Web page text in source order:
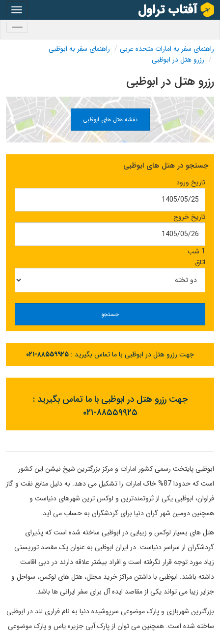
راهنمای سفر به امارات متحده عربی
راهنمای سفر به ابوظبی
رزرو هتل در ابوظبی
رزرو هتل در ابوظبی
نقشه هتل های ابوظبی
جستجو در هتل های ابوظبی
تاریخ ورود
تاریخ خروج
1 شب
اتاق
جستجو
جهت رزرو هتل در ابوظبی با ما تماس بگیرید : ۰۲۱-۸۸۵۵۹۹۲۵
جهت رزرو هتل در ابوظبی با ما تماس بگیرید :
۰۲۱-۸۸۵۵۹۹۲۵
ابوظبی پایتخت رسمی کشور امارات و مرکز بزرگترین شیخ نیشن این کشور
است که حدودا 87% خاک امارات را تشکیل می دهد. به دلیل منابع نفت و گاز
فراوان، ابوظبی یکی از ثروتمندترین و لوکس ترین شهرهای دنیاست و
همچنین دومین شهر گران دنیا برای گردشگران به حساب می آید.
هتل های بسیار لوکس و زیبایی در ابوظبی ساخته شده است که پذیرای
گردشگران از سراسر دنیاست. در ایران ابوظبی به عنوان یک مقصد توریستی
زیاد مورد توجه قرار نگرفته است و افراد بیشتر علاقه دارند در دبی اقامت
داشته باشند. ابوظبی با داشتن مراکز خرید مجلل، هتل های لوکس، سواحل و
جزایر زیبا می تواند یکی از مقاصد ایده آل برای سفر ایرانی ها باشد.
بزرگترین شهربازی و پارک موضوعی سرپوشیده دنیا به نام فراری لند در ابوظبی
ساخته شده است. همچنین می توان از پارک آبی جزیره یاس و پارک موضوعی